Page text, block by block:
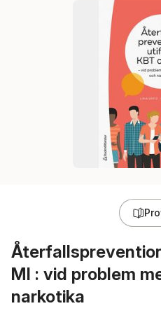
MI : vid problem
narkotika